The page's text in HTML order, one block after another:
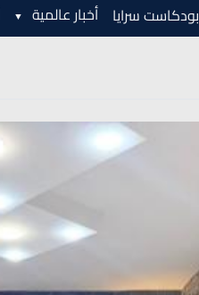
بودكاست سرايا أخبار عالمية